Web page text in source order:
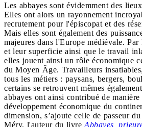
Les abbayes sont évidemment des
Elles ont alors un rayonnement
recrutement pour l'épiscopat et des
Mais elles sont également des
majeures dans l'Europe médiévale.
et leur superficie ainsi que le travail
elles jouent ainsi un rôle économique
du Moyen Âge. Travailleurs
tous les métiers : paysans, bergers,
certains se retrouvent mêmes
abbayes ont ainsi contribué de manière
développement économique du
dimension, s’ajoute celle de passeur
Méry, l'auteur du livre Abbayes,